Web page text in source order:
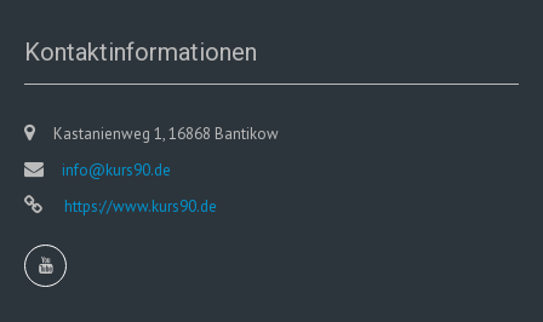
Kontaktinformationen
Kastanienweg 1, 16868 Bantikow
info@kurs90.de
https://www.kurs90.de